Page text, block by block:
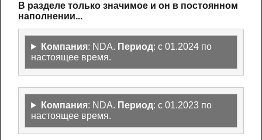
В разделе только значимое и он в постоянном
наполнении...
Компания: NDA. Период: с 01.2024 по
настоящее время.
Компания: NDA. Период: с 01.2023 по
настоящее время.